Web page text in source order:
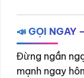
📣 GỌI NGAY
Đừng ngần
mạnh ngay